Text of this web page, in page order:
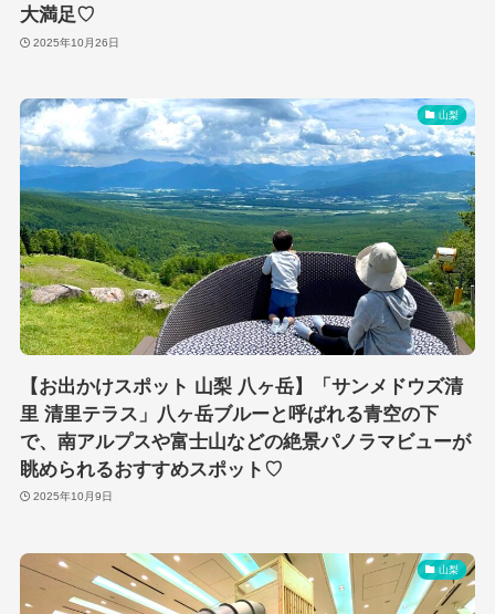
大満足♡
2025年10月26日
山梨
【お出かけスポット 山梨 八ヶ岳】「サンメドウズ清
里 清里テラス」八ヶ岳ブルーと呼ばれる青空の下
で、南アルプスや富士山などの絶景パノラマビューが
眺められるおすすめスポット♡
2025年10月9日
山梨